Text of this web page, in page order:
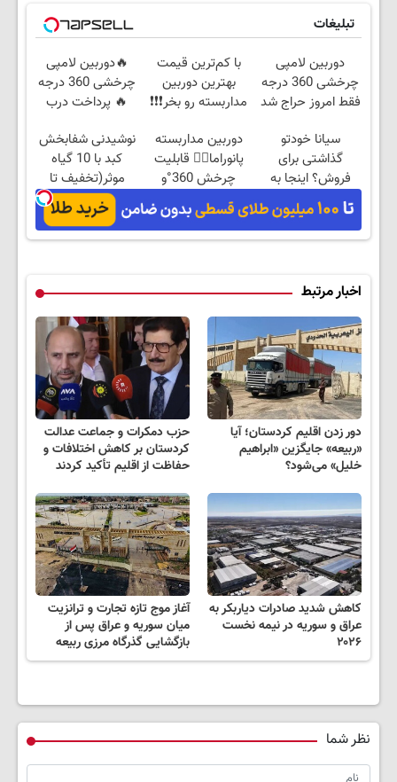
تبلیغات
دوربین لامپی
چرخشی 360 درجه
فقط امروز حراج شد
منزل
با کم‌ترین قیمت
بهترین دوربین
مداربسته رو بخر❗❗❗
🔥دوربین لامپی
چرخشی 360 درجه
🔥 پرداخت درب
تعویض
سیانا خودتو
گذاشتی برای
فروش؟ اینجا به
راحتی بفروش
دوربین مداربسته
پانوراما👈🏻 قابلیت
چرخش 360°و
سازگار با اندروید و
ios
نوشیدنی شفابخش
کبد با 10 گیاه
موثر(تخفیف تا
امشب)
اخبار مرتبط
دور زدن اقلیم کردستان؛ آیا
«ربیعه» جایگزین «ابراهیم
خلیل» می‌شود؟
حزب دمکرات و جماعت عدالت
کردستان بر کاهش اختلافات و
حفاظت از اقلیم تأکید کردند
کاهش شدید صادرات دیاربکر به
عراق و سوریه در نیمه نخست
۲۰۲۶
آغاز موج تازه تجارت و ترانزیت
میان سوریه و عراق پس از
بازگشایی گذرگاه مرزی ربیعه
نظر شما